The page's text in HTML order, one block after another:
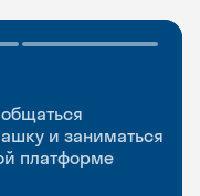
и заниматься
платформе
слова где
практики